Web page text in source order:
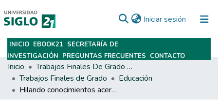
Iniciar sesión (current)
Subir
INICIO EBOOK21 SECRETARÍA DE
INVESTIGACIÓN PREGUNTAS FRECUENTES CONTACTO
Inicio
Trabajos Finales De Grado Y Posgrado
Trabajos Finales de Grado
Educación
Hilando conocimientos acerca de las Tic